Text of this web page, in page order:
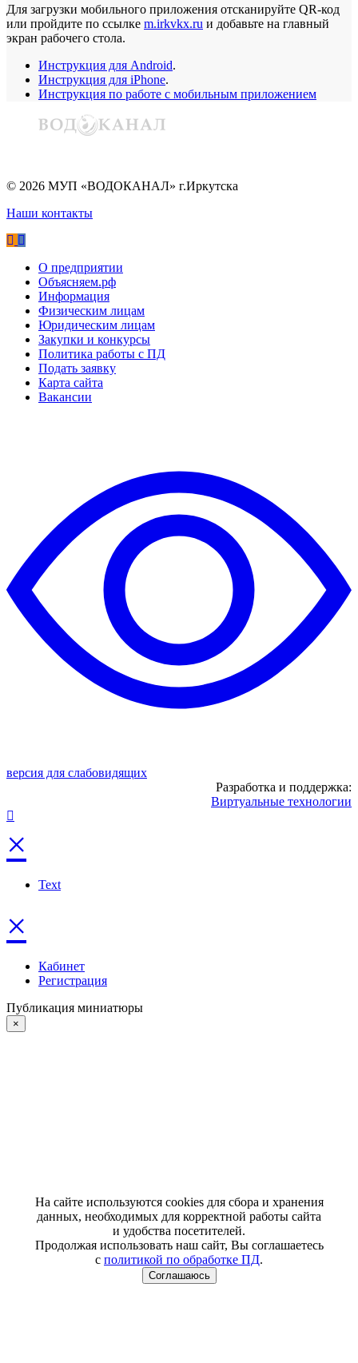
Для загрузки мобильного приложения отсканируйте QR-код
или пройдите по ссылке m.irkvkx.ru и добавьте на главный
экран рабочего стола.
Инструкция для Android.
Инструкция для iPhone.
Инструкция по работе с мобильным приложением
© 2026 МУП «ВОДОКАНАЛ» г.Иркутска
Наши контакты
О предприятии
Объясняем.рф
Информация
Физическим лицам
Юридическим лицам
Закупки и конкурсы
Политика работы с ПД
Подать заявку
Карта сайта
Вакансии
версия для слабовидящих
Разработка и поддержка:
Виртуальные технологии
×
Text
×
Кабинет
Регистрация
Публикация миниатюры
×
На сайте используются cookies для сбора и хранения
данных, необходимых для корректной работы сайта
и удобства посетителей.
Продолжая использовать наш сайт, Вы соглашаетесь
с политикой по обработке ПД.
Соглашаюсь